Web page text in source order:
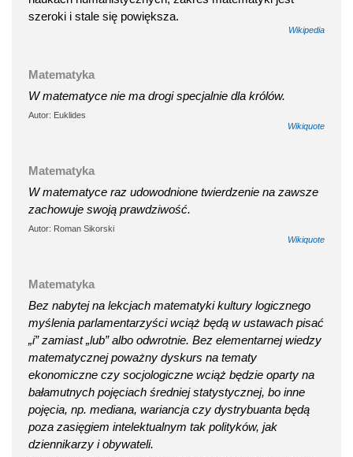
szeroki i stale się powiększa.
Wikipedia
Matematyka
W matematyce nie ma drogi specjalnie dla królów.
Autor: Euklides
Wikiquote
Matematyka
W matematyce raz udowodnione twierdzenie na zawsze
zachowuje swoją prawdziwość.
Autor: Roman Sikorski
Wikiquote
Matematyka
Bez nabytej na lekcjach matematyki kultury logicznego
myślenia parlamentarzyści wciąż będą w ustawach pisać
„i” zamiast „lub” albo odwrotnie. Bez elementarnej wiedzy
matematycznej poważny dyskurs na tematy
ekonomiczne czy socjologiczne wciąż będzie oparty na
bałamutnych pojęciach średniej statystycznej, bo inne
pojęcia, np. mediana, wariancja czy dystrybuanta będą
poza zasięgiem intelektualnym tak polityków, jak
dziennikarzy i obywateli.